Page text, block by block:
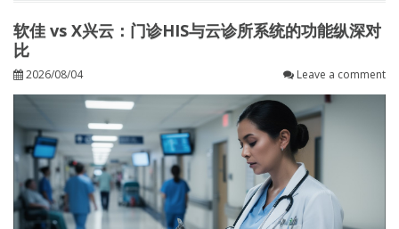
软佳 vs X兴云：门诊HIS与云诊所系统的功能纵深对
比
2026/08/04 Leave a comment